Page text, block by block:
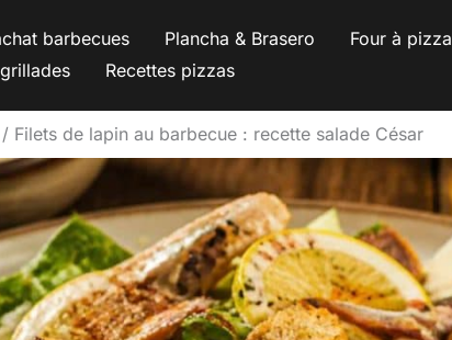
barbecues Plancha & Brasero Four à pizza
Recettes pizzas
Filets de lapin au barbecue : recette salade César